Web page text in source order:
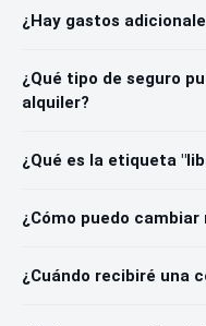
¿Hay gastos
¿Qué tipo de seguro
alquiler?
¿Qué es la etiqueta
¿Cómo puedo
¿Cuándo recibiré una